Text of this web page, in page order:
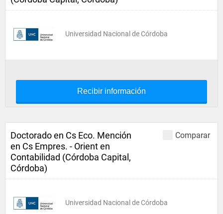
Universidad Nacional de Córdoba
Recibir información
Comparar
Doctorado en Cs Eco. Mención
en Cs Empres. - Orient en
Contabilidad (Córdoba Capital,
Córdoba)
Universidad Nacional de Córdoba